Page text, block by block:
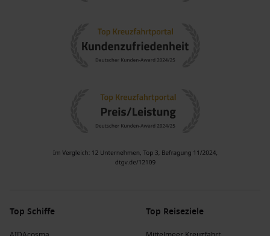
Top Schiffe Top Reiseziele